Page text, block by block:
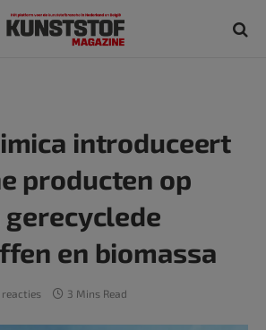
introduceert
producten op
gerecyclede
en biomassa
reacties 3 Mins Read